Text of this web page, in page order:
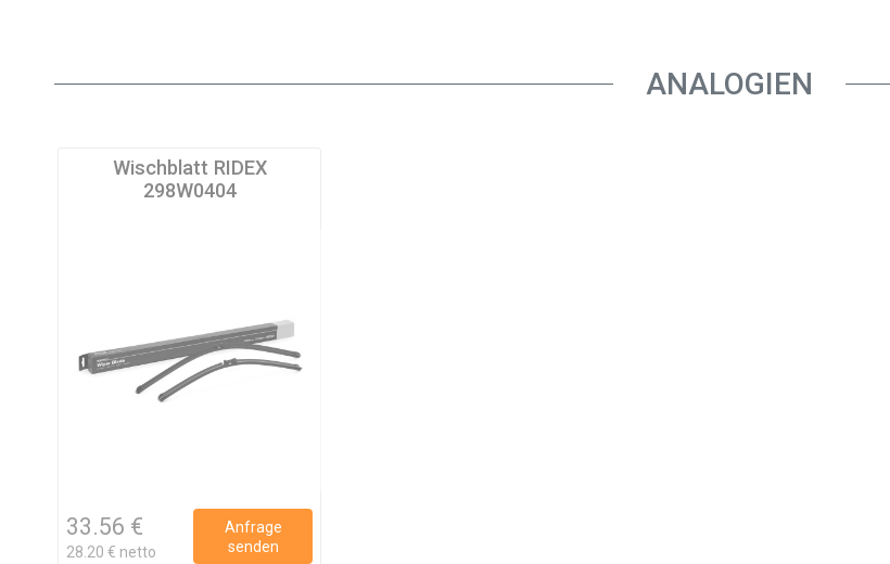
ANALOGIEN
Wischblatt RIDEX
298W0404
33.56 €
28.20 € netto
Anfrage
senden